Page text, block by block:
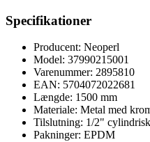
Specifikationer
Producent: Neoperl
Model: 37990215001
Varenummer: 2895810
EAN: 5704072022681
Længde: 1500 mm
Materiale: Metal med
Tilslutning: 1/2"
Pakninger: EPDM